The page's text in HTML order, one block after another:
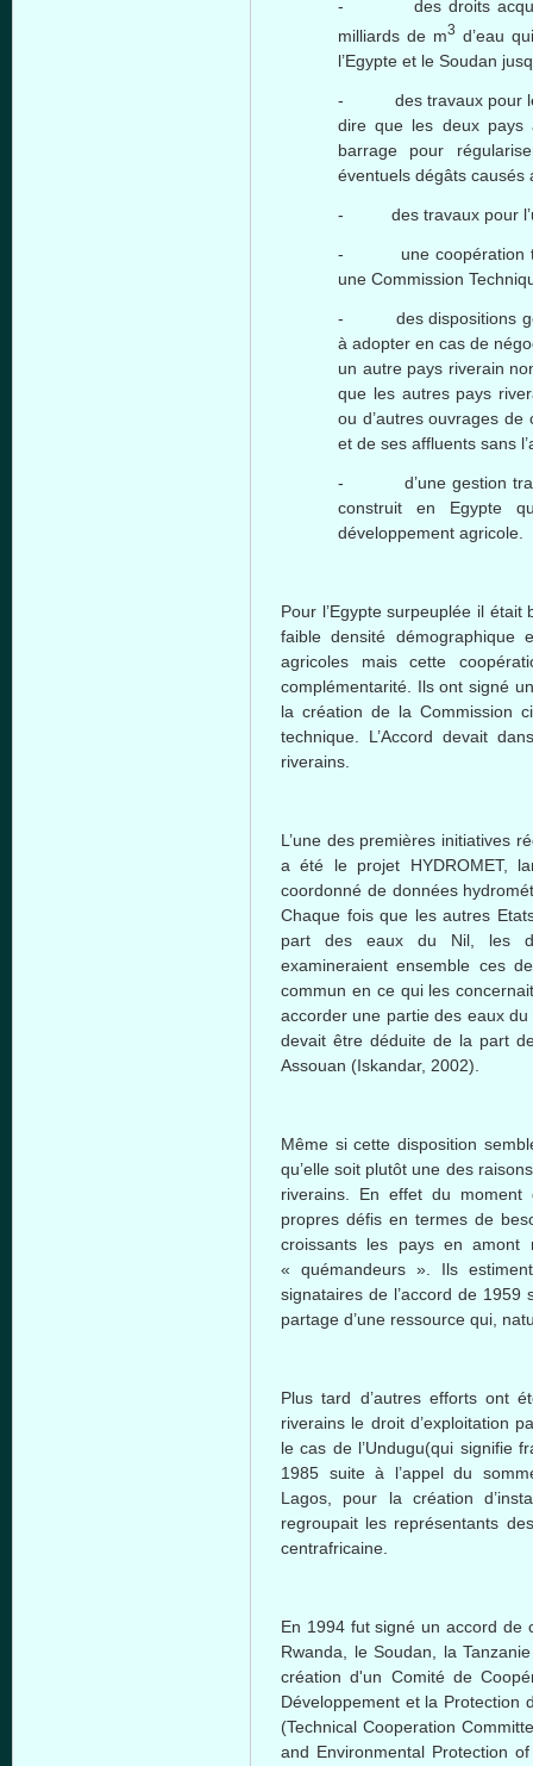
- des droits acquis :
milliards de m3 d’eau
l’Egypte et le Soudan
- des travaux pour le
dire que les deux pays
barrage pour
éventuels dégâts causés
- des travaux pour
- une coopération
une Commission
- des dispositions
à adopter en cas de
un autre pays riverain
que les autres pays
ou d’autres ouvrages
et de ses affluents sans
- d’une gestion
construit en Egypte
développement agricole.
Pour l’Egypte surpeuplée il
faible densité démographique
agricoles mais cette
complémentarité. Ils ont signé
la création de la Commission
technique. L’Accord devait
riverains.
L’une des premières initiatives
a été le projet HYDROMET,
coordonné de données
Chaque fois que les autres
part des eaux du Nil, les
examineraient ensemble ces
commun en ce qui les
accorder une partie des eaux du
devait être déduite de la part
Assouan (Iskandar, 2002).
Même si cette disposition
qu’elle soit plutôt une des
riverains. En effet du
propres défis en termes de
croissants les pays en amont
« quémandeurs ». Ils
signataires de l’accord de 1959
partage d’une ressource qui,
Plus tard d’autres efforts ont
riverains le droit d’exploitation
le cas de l’Undugu(qui signifie
1985 suite à l’appel du
Lagos, pour la création
regroupait les représentants
centrafricaine.
En 1994 fut signé un accord de
Rwanda, le Soudan, la
création d'un Comité de
Développement et la Protection
(Technical Cooperation
and Environmental Protection